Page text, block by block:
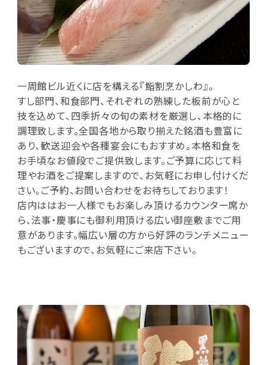
一周館ビル近くに店を構える『鮨割烹かしわ』。
すし部門、和食部門、それぞれの熟練した板前が心と
技を込めて、四季折々の旬の素材を厳選し、本格的に
調理致します。全国各地から取り揃えた銘酒も豊富に
あり、歓送迎会や各種宴会にもおすすめ。本格和食を
お手頃なお値段でご提供致します。ご予算に応じて料
理やお酒をご提案しますので、お気軽にお申し付けくだ
さい。ご予約、お問い合わせをお待ちしております！
店内ははお一人様でもお楽しみ頂けるカウンター席か
ら、法事・慶事にも御利用頂ける広い御座敷までご用
意があります。幅広い層の方から好評のランチメニュー
もございますので、お気軽にご来店下さい。